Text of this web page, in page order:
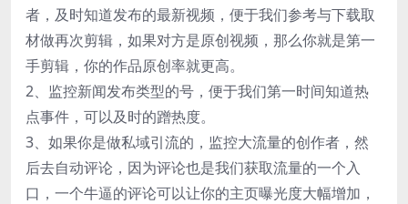
者，及时知道发布的最新视频，便于我们参考与下载取
材做再次剪辑，如果对方是原创视频，那么你就是第一
手剪辑，你的作品原创率就更高。
2、监控新闻发布类型的号，便于我们第一时间知道热
点事件，可以及时的蹭热度。
3、如果你是做私域引流的，监控大流量的创作者，然
后去自动评论，因为评论也是我们获取流量的一个入
口，一个牛逼的评论可以让你的主页曝光度大幅增加，